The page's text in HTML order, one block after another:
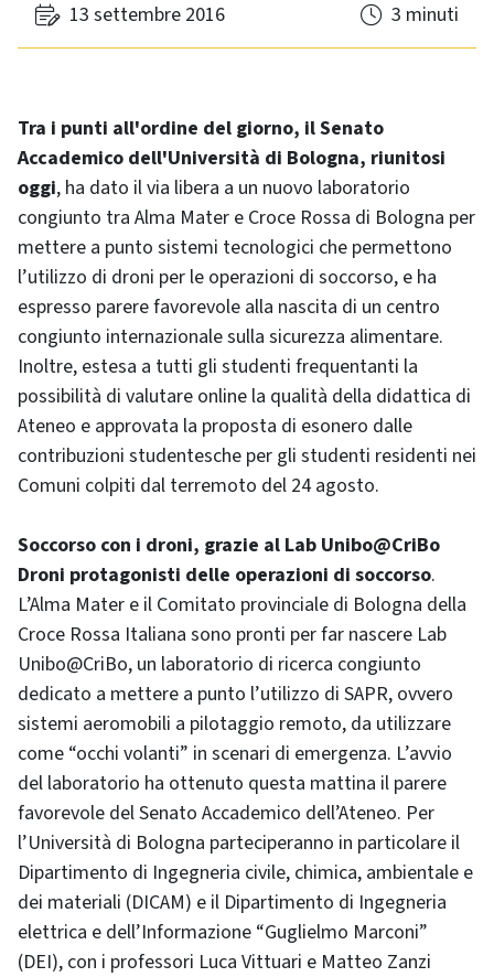
13 settembre 2016 3 minuti
Tra i punti all'ordine del giorno, il Senato
Accademico dell'Università di Bologna, riunitosi
oggi, ha dato il via libera a un nuovo laboratorio
congiunto tra Alma Mater e Croce Rossa di Bologna per
mettere a punto sistemi tecnologici che permettono
l’utilizzo di droni per le operazioni di soccorso, e ha
espresso parere favorevole alla nascita di un centro
congiunto internazionale sulla sicurezza alimentare.
Inoltre, estesa a tutti gli studenti frequentanti la
possibilità di valutare online la qualità della didattica di
Ateneo e approvata la proposta di esonero dalle
contribuzioni studentesche per gli studenti residenti nei
Comuni colpiti dal terremoto del 24 agosto.
Soccorso con i droni, grazie al Lab Unibo@CriBo
Droni protagonisti delle operazioni di soccorso.
L’Alma Mater e il Comitato provinciale di Bologna della
Croce Rossa Italiana sono pronti per far nascere Lab
Unibo@CriBo, un laboratorio di ricerca congiunto
dedicato a mettere a punto l’utilizzo di SAPR, ovvero
sistemi aeromobili a pilotaggio remoto, da utilizzare
come “occhi volanti” in scenari di emergenza. L’avvio
del laboratorio ha ottenuto questa mattina il parere
favorevole del Senato Accademico dell’Ateneo. Per
l’Università di Bologna parteciperanno in particolare il
Dipartimento di Ingegneria civile, chimica, ambientale e
dei materiali (DICAM) e il Dipartimento di Ingegneria
elettrica e dell’Informazione “Guglielmo Marconi”
(DEI), con i professori Luca Vittuari e Matteo Zanzi